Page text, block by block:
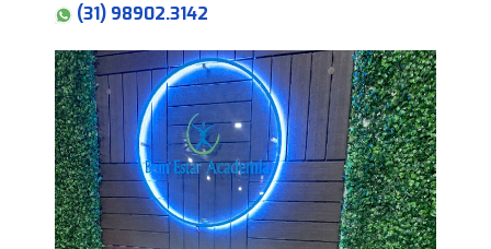
(31) 98902.3142